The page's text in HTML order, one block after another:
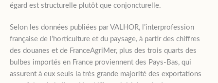
égard est structurelle plutôt que conjoncturelle.
Selon les données publiées par VALHOR, l’interprofession
française de l’horticulture et du paysage, à partir des chiffres
des douanes et de FranceAgriMer, plus des trois quarts des
bulbes importés en France proviennent des Pays-Bas, qui
assurent à eux seuls la très grande majorité des exportations